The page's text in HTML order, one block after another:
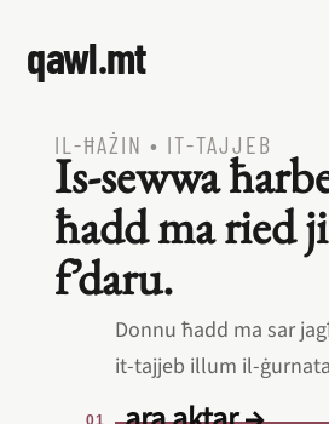
qawl.mt
IL‑ĦAŻIN • IT‑TAJJEB
Is‑sewwa
ħadd ma ried
f’daru.
Donnu ħadd ma sar
it‑tajjeb illum